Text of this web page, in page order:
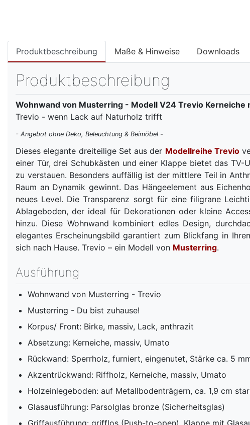
Produktbeschreibung Maße & Hinweise Downloads
Produktbeschreibung
Wohnwand von Musterring - Modell V24 Trevio Kerneiche
Trevio - wenn Lack auf Naturholz trifft
- Angebot ohne Deko, Beleuchtung & Beimöbel -
Dieses elegante dreiteilige Set aus der Modellreihe Trevio
einer Tür, drei Schubkästen und einer Klappe bietet das
zu verstauen. Besonders auffällig ist der mittlere Teil in
Raum an Dynamik gewinnt. Das Hängeelement aus
neues Level. Die Transparenz sorgt für eine filigrane
Ablageboden, der ideal für Dekorationen oder kleine
hinzu. Diese Wohnwand kombiniert edles Design,
elegantes Erscheinungsbild garantiert zum Blickfang in
sich nach Hause. Trevio – ein Modell von Musterring.
Ausführung
Wohnwand von Musterring - Trevio
Musterring - Du bist zuhause!
Korpus/ Front: Birke, massiv, Lack, anthrazit
Absetzung: Kerneiche, massiv, Umato
Rückwand: Sperrholz, furniert, eingenutet, Stärke ca. 5
Akzentrückwand: Riffholz, Kerneiche, massiv, Umato
Holzeinlegeboden: auf Metallbodenträgern, ca. 1,9 cm
Glasausführung: Parsolglas bronze (Sicherheitsglas)